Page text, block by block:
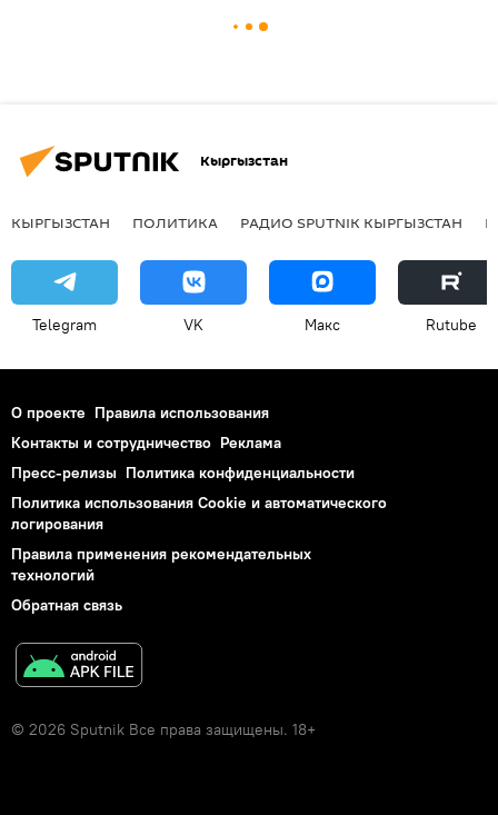
Кыргызстан
КЫРГЫЗСТАН ПОЛИТИКА РАДИО SPUTNIK КЫРГЫЗСТАН
Telegram VK Макс Rutube
О проекте Правила использования
Контакты и сотрудничество Реклама
Пресс-релизы Политика конфиденциальности
Политика использования Cookie и автоматического
логирования
Правила применения рекомендательных
технологий
Обратная связь
© 2026 Sputnik Все права защищены. 18+